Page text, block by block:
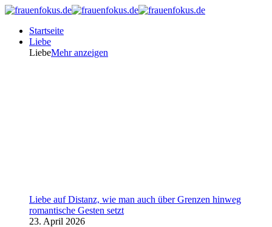
Startseite
Liebe
LiebeMehr anzeigen
Liebe auf Distanz, wie man auch über Grenzen hinweg
romantische Gesten setzt
23. April 2026